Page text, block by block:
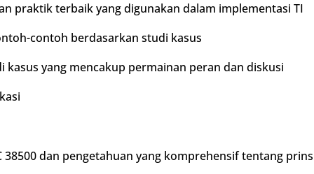
praktik terbaik yang digunakan dalam implementasi TI
contoh berdasarkan studi kasus
yang mencakup permainan peran dan diskusi
38500 dan pengetahuan yang komprehensif tentang